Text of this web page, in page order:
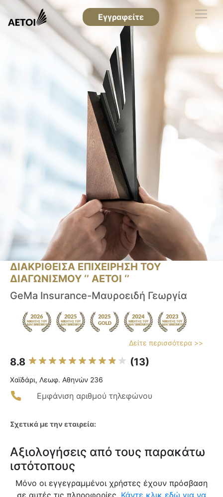
Εγγραφείτε
ΔΙΑΚΡΙΘΕΙΣΑ ΕΠΙΧΕΙΡΗΣΗ ΤΟΥ
ΔΙΑΓΩΝΙΣΜΟΥ ‘’ ΑΕΤΟΙ ‘’
GeMa Insurance-Μαυροειδή Γεωργία
Δείτε περισσότερα >>
8.8 (13)
Χαϊδάρι, Λεωφ. Αθηνών 236
Εμφάνιση αριθμού τηλεφώνου
Σχετικά με την εταιρεία:
Αξιολογήσεις από τους παρακάτω
ιστότοπους
Μόνο οι εγγεγραμμένοι χρήστες έχουν πρόσβαση